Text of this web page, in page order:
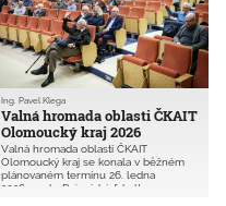
autorizovaných osob (4,3 % všech
členů oblasti) a 5 hostů. Bylo zvoleno
6 delegátů na shromáždění delegátů
a 2 kandidáti do orgánů ČKAIT.
Valná hromada oblasti ČKAIT
Olomoucký kraj 2026
Ing. Pavel Klega
Valná hromada oblasti ČKAIT
Olomoucký kraj se konala v běžném
plánovaném termínu 26. ledna
2026 v aule Právnické fakulty